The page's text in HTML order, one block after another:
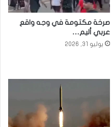
صرخة مكتومة في وجه واقع
عربي أليم…
يوليو 31, 2026